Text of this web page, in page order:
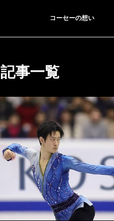
コーセーの想い
ノーボード
事一覧